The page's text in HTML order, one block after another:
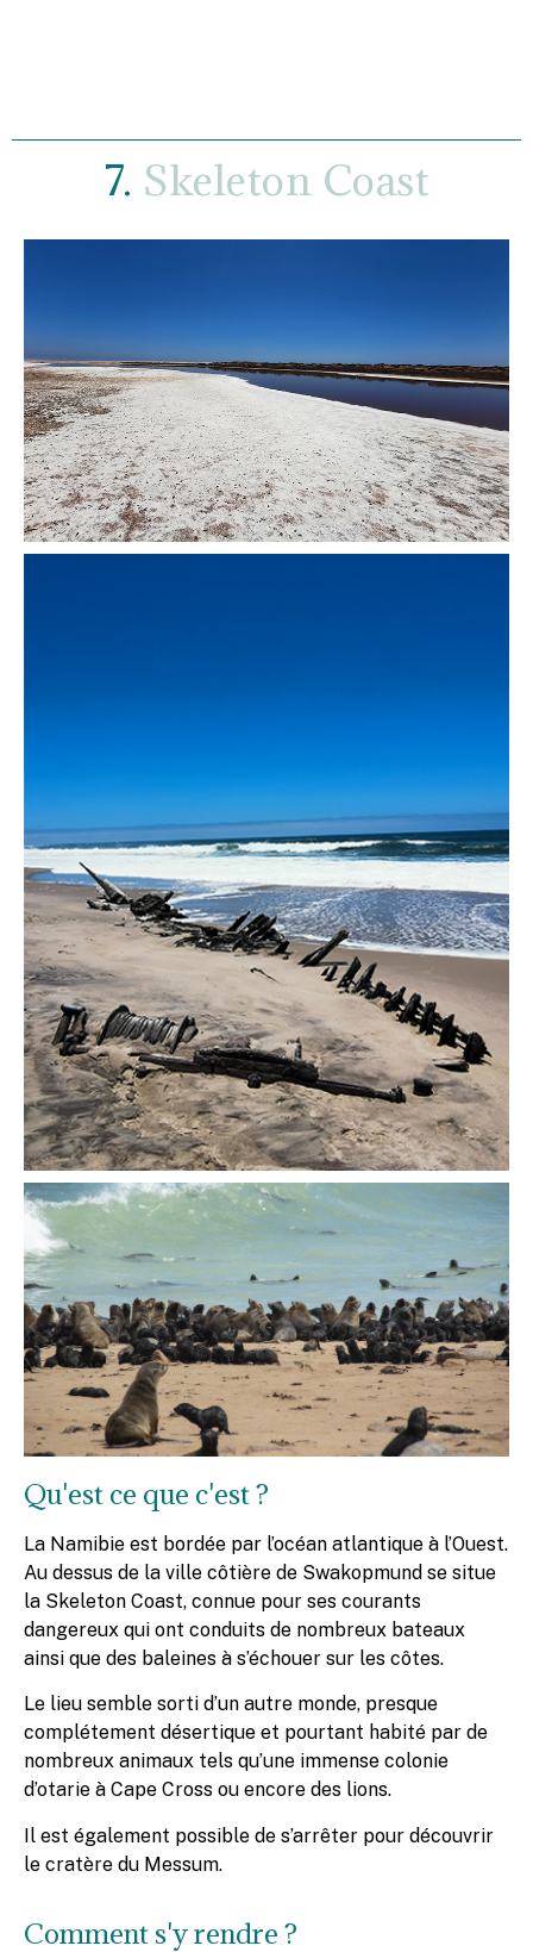
7. Skeleton Coast
Qu'est ce que c'est ?
La Namibie est bordée par l’océan atlantique à l’Ouest.
Au dessus de la ville côtière de Swakopmund se situe
la Skeleton Coast, connue pour ses courants
dangereux qui ont conduits de nombreux bateaux
ainsi que des baleines à s’échouer sur les côtes.
Le lieu semble sorti d’un autre monde, presque
complétement désertique et pourtant habité par de
nombreux animaux tels qu’une immense colonie
d’otarie à Cape Cross ou encore des lions.
Il est également possible de s’arrêter pour découvrir
le cratère du Messum.
Comment s'y rendre ?